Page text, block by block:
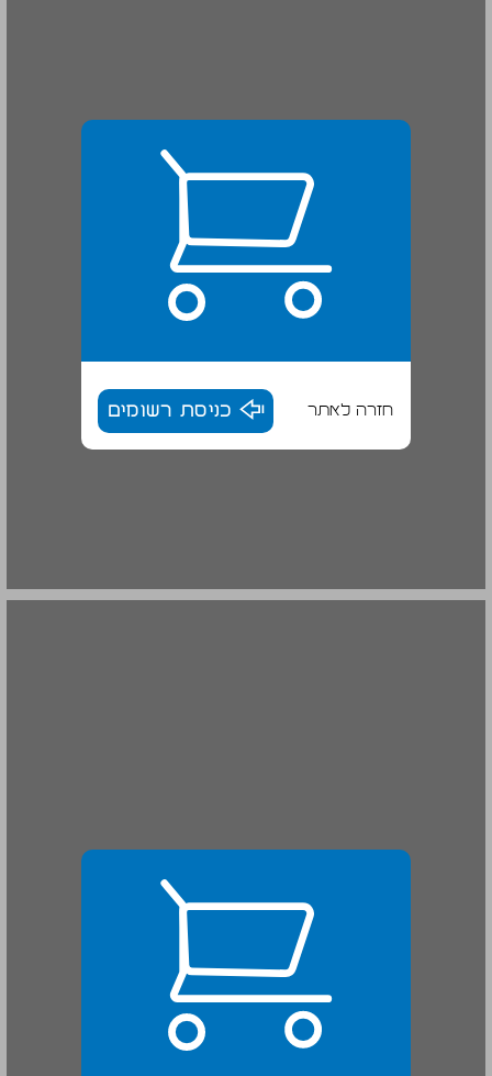
חזרה לאתר כניסת רשומים